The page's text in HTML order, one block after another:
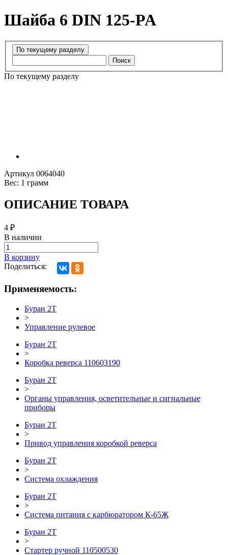
Шайба 6 DIN 125-PA
Поиск
По текущему разделу
Артикул 0064040
Вес: 1 грамм
ОПИСАНИЕ ТОВАРА
4 ₽
В наличии
В корзину
Поделиться:
Применяемость:
Буран 2Т
>
Управление рулевое
Буран 2Т
>
Коробка реверса 110603190
Буран 2Т
>
Органы управления, осветительные и сигнальные
приборы
Буран 2Т
>
Привод управления коробкой реверса
Буран 2Т
>
Система охлаждения
Буран 2Т
>
Система питания с карбюратором К-65Ж
Буран 2Т
>
Стартер ручной 110500530